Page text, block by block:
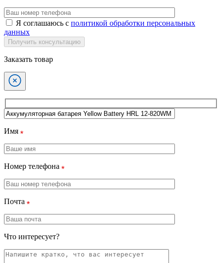
Я соглашаюсь с политикой обработки персональных
данных
Получить консультацию
Заказать товар
Имя
Номер телефона
Почта
Что интересует?